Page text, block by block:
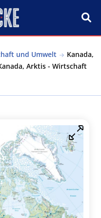
und Umwelt
Kanada,
Arktis - Wirtschaft